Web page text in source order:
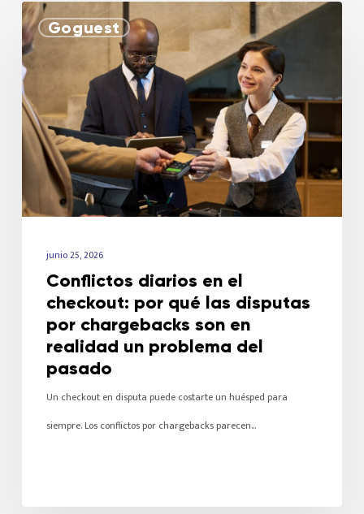
Goguest
junio 25, 2026
Conflictos diarios en el
checkout: por qué las disputas
por chargebacks son en
realidad un problema del
pasado
Un checkout en disputa puede costarte un huésped para
siempre. Los conflictos por chargebacks parecen…